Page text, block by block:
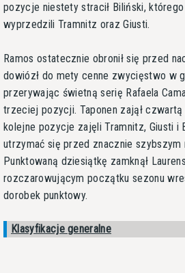
pozycje niestety stracił Biliński,
wyprzedzili Tramnitz oraz Giusti.
Ramos ostatecznie obronił się przed
dowiózł do mety cenne zwycięstwo w
przerywając świetną serię Rafaela
trzeciej pozycji. Taponen zajął
kolejne pozycje zajęli Tramnitz, Giusti i
utrzymać się przed znacznie szybszym
Punktowaną dziesiątkę zamknął
rozczarowującym początku sezonu
dorobek punktowy.
Klasyfikacje generalne